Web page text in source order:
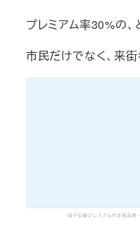
プレミアム率30%の
市民だけでなく、来